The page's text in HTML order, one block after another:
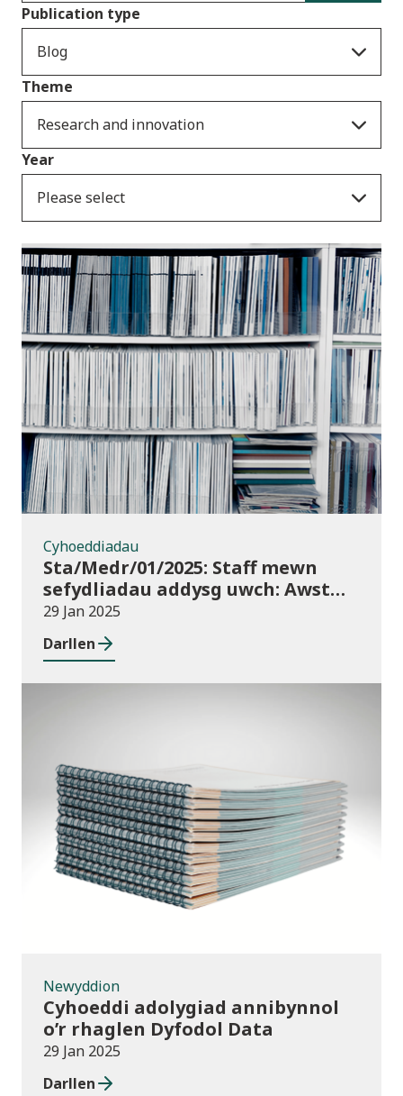
Publication type
Blog
Theme
Research and innovation
Year
Please select
Cyhoeddiadau
Cyhoeddiadau
Sta/Medr/01/2025: Staff mewn
sefydliadau addysg uwch: Awst
2023 i Orffennaf 2024
29 Jan 2025
Darllen
Newyddion
Newyddion
Cyhoeddi adolygiad annibynnol
o’r rhaglen Dyfodol Data
29 Jan 2025
Darllen